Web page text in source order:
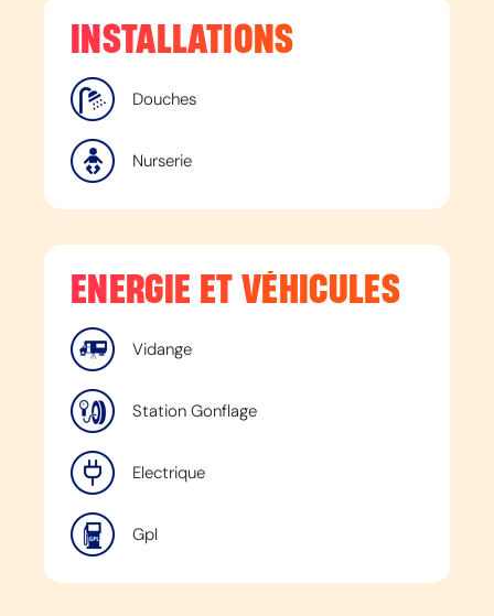
INSTALLATIONS
Douches
Nurserie
ENERGIE ET VÉHICULES
Vidange
Station Gonflage
Electrique
Gpl